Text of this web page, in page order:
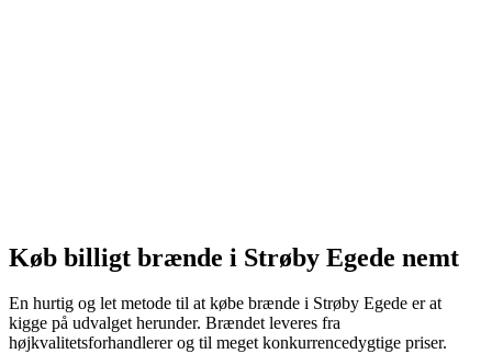
Køb billigt brænde i Strøby Egede nemt
En hurtig og let metode til at købe brænde i Strøby Egede er at
kigge på udvalget herunder. Brændet leveres fra
højkvalitetsforhandlerer og til meget konkurrencedygtige priser.